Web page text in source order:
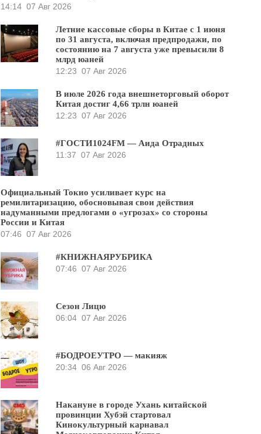
14:14 07 Авг 2026
Летние кассовые сборы в Китае с 1 июня
по 31 августа, включая предпродажи, по
состоянию на 7 августа уже превысили 8
млрд юаней
12:23 07 Авг 2026
В июле 2026 года внешнеторговый оборот
Китая достиг 4,66 трлн юаней
12:23 07 Авг 2026
#ГОСТИ1024FM — Аида Отрадных
11:37 07 Авг 2026
Официальный Токио усиливает курс на
ремилитаризацию, обосновывая свои действия
надуманными предлогами о «угрозах» со стороны
России и Китая
07:46 07 Авг 2026
#КНИЖНАЯРУБРИКА
07:46 07 Авг 2026
Сезон Лицю
06:04 07 Авг 2026
#БОДРОЕУТРО — макияж
20:34 06 Авг 2026
Накануне в городе Ухань китайской
провинции Хубэй стартовал
Кинокультурный карнавал